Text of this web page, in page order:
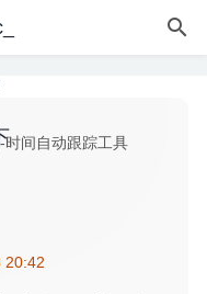
20:42
频下载工具